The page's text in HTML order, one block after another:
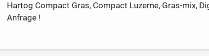
Hartog Compact Gras, Compact Luzerne, Gras-mix,
Anfrage !